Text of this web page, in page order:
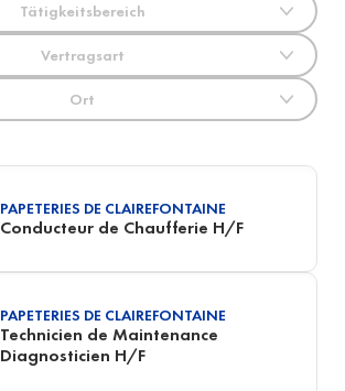
Tätigkeitsbereich
Vertragsart
Ort
PAPETERIES DE CLAIREFONTAINE
Conducteur de Chaufferie H/F
PAPETERIES DE CLAIREFONTAINE
Technicien de Maintenance
Diagnosticien H/F